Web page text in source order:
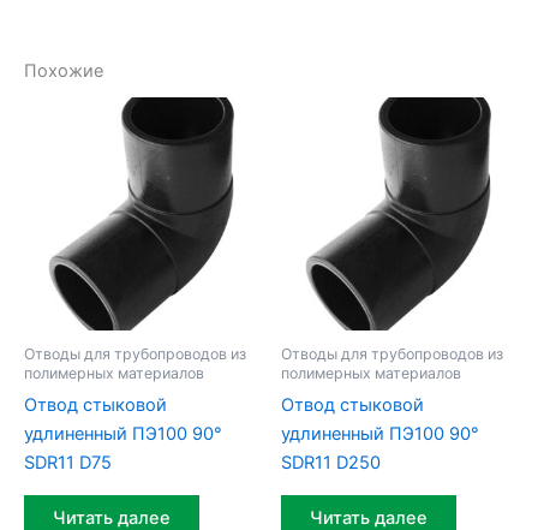
Похожие
Отводы для трубопроводов из
полимерных материалов
Отвод стыковой
удлиненный ПЭ100 90°
SDR11 D75
Читать далее
Отводы для трубопроводов из
полимерных материалов
Отвод стыковой
удлиненный ПЭ100 90°
SDR11 D250
Читать далее